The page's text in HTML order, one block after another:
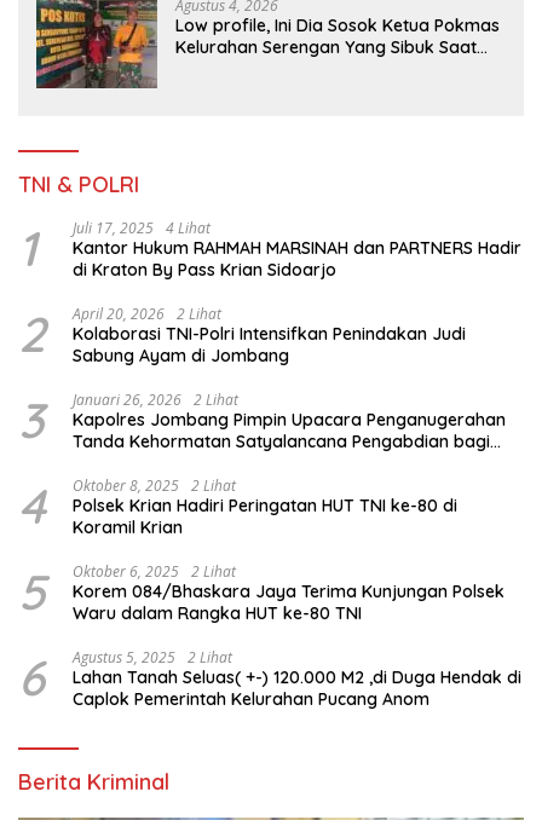
Agustus 4, 2026
Low profile, Ini Dia Sosok Ketua Pokmas
Kelurahan Serengan Yang Sibuk Saat
TNI & POLRI
1 Juli 17, 2025 4 Lihat
Kantor Hukum RAHMAH MARSINAH dan PARTNERS Hadir
di Kraton By Pass Krian Sidoarjo
2 April 20, 2026 2 Lihat
Kolaborasi TNI-Polri Intensifkan Penindakan Judi
Sabung Ayam di Jombang
3 Januari 26, 2026 2 Lihat
Kapolres Jombang Pimpin Upacara Penganugerahan
Tanda Kehormatan Satyalancana Pengabdian bagi
4 Oktober 8, 2025 2 Lihat
Polsek Krian Hadiri Peringatan HUT TNI ke-80 di
Koramil Krian
5 Oktober 6, 2025 2 Lihat
Korem 084/Bhaskara Jaya Terima Kunjungan Polsek
6 Agustus 5, 2025 2 Lihat
Lahan Tanah Seluas( +-) 120.000 M2 ,di Duga Hendak di
Caplok Pemerintah Kelurahan Pucang Anom
Berita Kriminal